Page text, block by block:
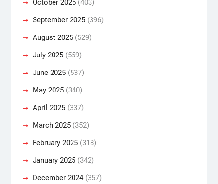
October 2025(403)
September 2025(396)
August 2025(529)
July 2025(559)
June 2025(537)
May 2025(340)
April 2025(337)
March 2025(352)
February 2025(318)
January 2025(342)
December 2024(357)